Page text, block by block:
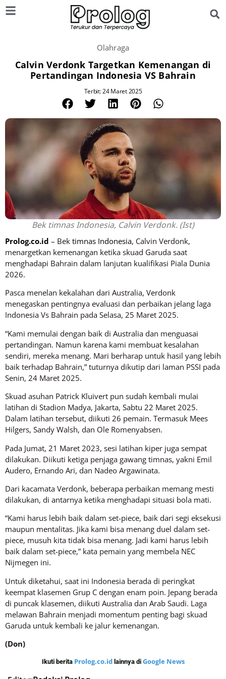
Olahraga
Calvin Verdonk Targetkan Kemenangan di
Pertandingan Indonesia VS Bahrain
Terbit: 24 Maret 2025
Bek timnas Indonesia, Calvin Verdonk. (Ist)
Prolog.co.id – Bek timnas Indonesia, Calvin Verdonk,
menargetkan kemenangan ketika skuad Garuda saat
menghadapi Bahrain dalam lanjutan kualifikasi Piala Dunia
2026.
Pasca menelan kekalahan dari Australia, Verdonk
menegaskan pentingnya evaluasi dan perbaikan jelang laga
Indonesia Vs Bahrain pada Selasa, 25 Maret 2025.
“Kami memulai dengan baik di Australia dan menguasai
pertandingan. Namun karena kami membuat kesalahan
sendiri, mereka menang. Mari berharap untuk hasil yang lebih
baik terhadap Bahrain,” tuturnya dikutip dari laman PSSI pada
Senin, 24 Maret 2025.
Skuad asuhan Patrick Kluivert pun sudah kembali mulai
latihan di Stadion Madya, Jakarta, Sabtu 22 Maret 2025.
Dalam latihan tersebut, diikuti 26 pemain. Termasuk Mees
Hilgers, Sandy Walsh, dan Ole Romenyabsen.
Pada Jumat, 21 Maret 2023, sesi latihan kiper juga sempat
dilakukan. Diikuti ketiga penjaga gawang timnas, yakni Emil
Audero, Ernando Ari, dan Nadeo Argawinata.
Dari kacamata Verdonk, beberapa perbaikan memang mesti
dilakukan, di antarnya ketika menghadapi situasi bola mati.
“Kami harus lebih baik dalam set-piece, baik dari segi eksekusi
maupun mentalitas. Jika kami bisa menang duel dalam set-
piece, musuh kita tidak bisa menang. Jadi kami harus lebih
baik dalam set-piece,” kata pemain yang membela NEC
Nijmegen ini.
Untuk diketahui, saat ini Indonesia berada di peringkat
keempat klasemen Grup C dengan enam poin. Jepang berada
di puncak klasemen, diikuti Australia dan Arab Saudi. Laga
melawan Bahrain menjadi momentum penting bagi skuad
Garuda untuk kembali ke jalur kemenangan.
(Don)
Ikuti berita Prolog.co.id lainnya di Google News